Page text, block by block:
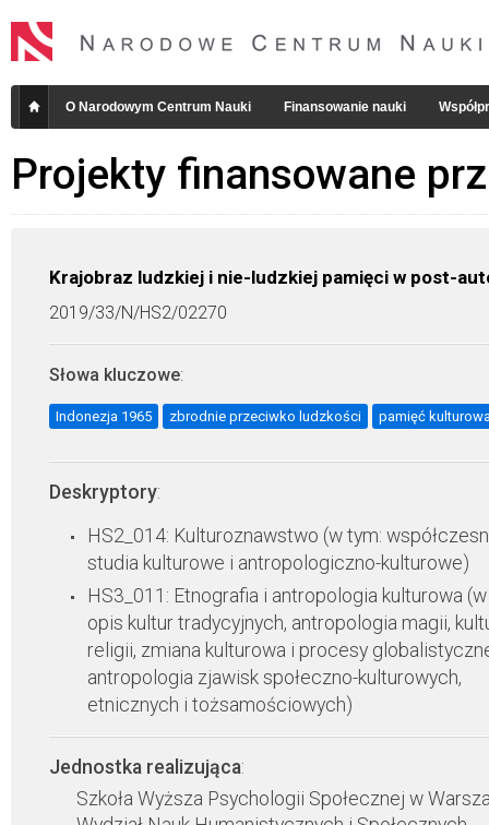
O Narodowym Centrum Nauki Finansowanie nauki
Projekty finansowane
Krajobraz ludzkiej i nie-ludzkiej pamięci w post-
2019/33/N/HS2/02270
Słowa kluczowe:
Indonezja 1965 zbrodnie przeciwko ludzkości pamięć
Deskryptory:
HS2_014: Kulturoznawstwo (w tym:
studia kulturowe i antropologiczno-kulturowe)
HS3_011: Etnografia i antropologia kulturowa
opis kultur tradycyjnych, antropologia magii,
religii, zmiana kulturowa i procesy
antropologia zjawisk społeczno-kulturowych,
etnicznych i tożsamościowych)
Jednostka realizująca:
Szkoła Wyższa Psychologii Społecznej w